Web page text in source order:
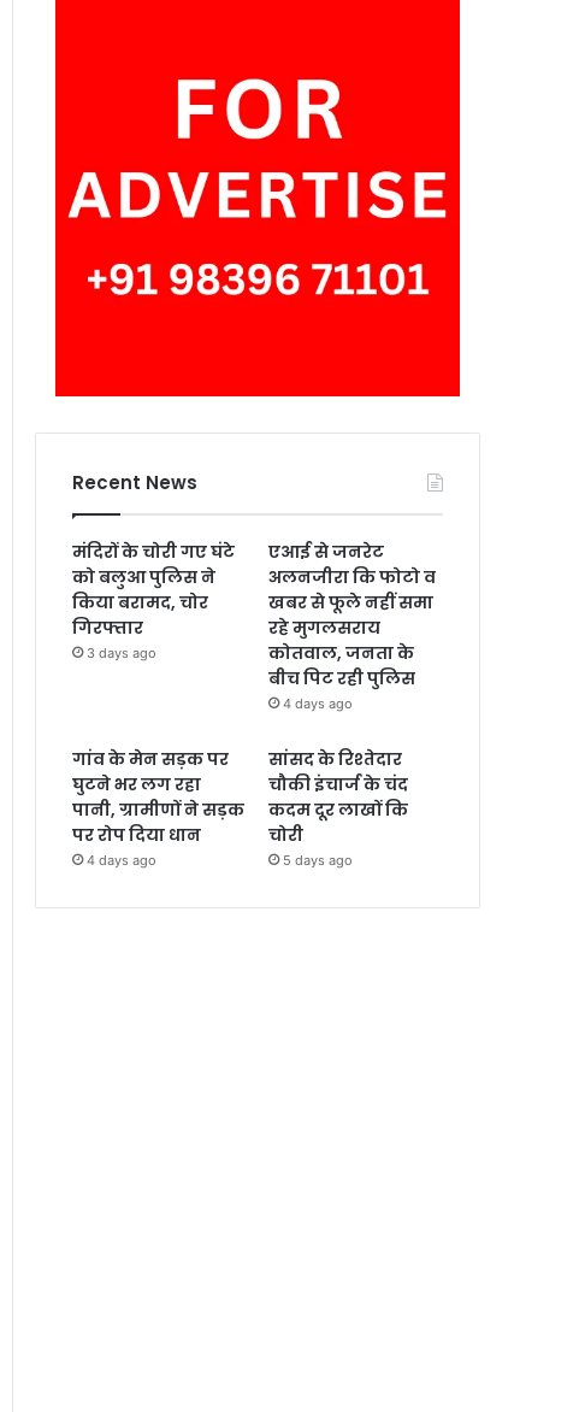
Recent News
मंदिरों के चोरी गए घंटे
को बलुआ पुलिस ने
किया बरामद, चोर
गिरफ्तार
3 days ago
एआई से जनरेट
अलनजीरा कि फोटो व
खबर से फूले नहीं समा
रहे मुगलसराय
कोतवाल, जनता के
बीच पिट रही पुलिस
4 days ago
गांव के मेन सड़क पर
घुटने भर लग रहा
पानी, ग्रामीणों ने सड़क
पर रोप दिया धान
4 days ago
सांसद के रिश्तेदार
चौकी इंचार्ज के चंद
कदम दूर लाखों कि
चोरी
5 days ago